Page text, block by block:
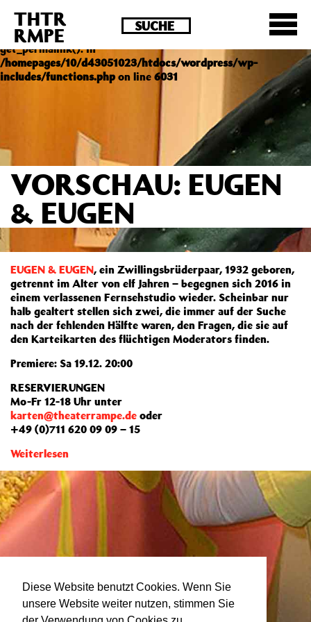
Diese Website benutzt Cookies. Wenn Sie
unsere Website weiter nutzen, stimmen Sie
Deprecated : Die Funktion post_permalink ist seit
Version 4.4.0 veraltet! Verwende stattdessen
get_permalink(). in
/homepages/10/d43051023/htdocs/wordpress/wp-
includes/functions.phpon line 6031
THTR
RMPE
VORSCHAU: EUGEN
& EUGEN
EUGEN & EUGEN, ein Zwillingsbrüderpaar, 1932 geboren,
getrennt im Alter von elf Jahren – begegnen sich 2016 in
einem verlassenen Fernsehstudio wieder. Scheinbar nur
halb gealtert stellen sich zwei, die immer auf der Suche
nach der fehlenden Hälfte waren, den Fragen, die sie auf
den Karteikarten des flüchtigen Moderators finden.
Premiere: Sa 19.12. 20:00
RESERVIERUNGEN
Mo-Fr 12-18 Uhr unter
karten@theaterrampe.de oder
+49 (0)711 620 09 09 – 15
Weiterlesen